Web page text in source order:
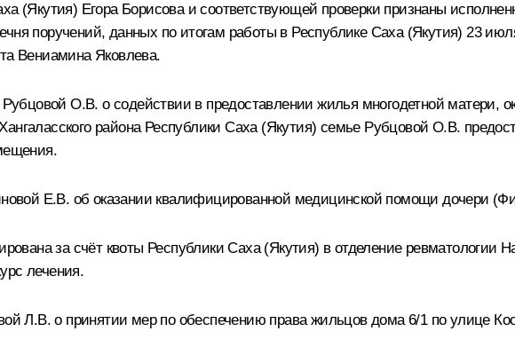
(Якутия) Егора Борисоваи соответствующей проверки признаны
поручений, данных по итогам работы в Республике Саха (Якутия) 23
Вениамина Яковлева.
О.В. о содействии в предоставлении жилья многодетной матери,
района Республики Саха (Якутия) семье Рубцовой О.В.
Е.В. об оказании квалифицированной медицинской помощи дочери
за счёт квоты Республики Саха (Якутия) в отделение ревматологии
лечения.
Л.В. о принятии мер по обеспечению права жильцов дома 6/1 по улице